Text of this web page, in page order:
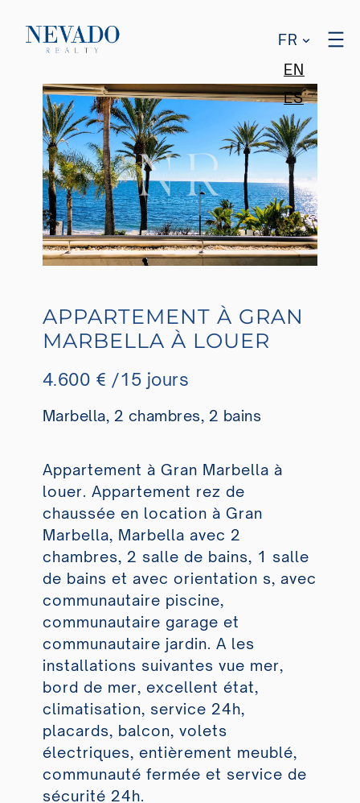
FR
EN
ES
APPARTEMENT À GRAN
MARBELLA À LOUER
4.600 € /15 jours
Marbella, 2 chambres, 2 bains
Appartement à Gran Marbella à
louer. Appartement rez de
chaussée en location à Gran
Marbella, Marbella avec 2
chambres, 2 salle de bains, 1 salle
de bains et avec orientation s, avec
communautaire piscine,
communautaire garage et
communautaire jardin. A les
installations suivantes vue mer,
bord de mer, excellent état,
climatisation, service 24h,
placards, balcon, volets
électriques, entièrement meublé,
communauté fermée et service de
sécurité 24h.